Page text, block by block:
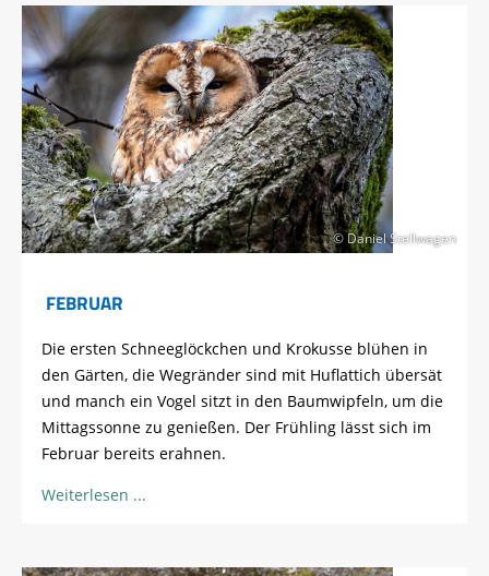
© Daniel Stellwagen
FEBRUAR
Die ersten Schneeglöckchen und Krokusse blühen in
den Gärten, die Wegränder sind mit Huflattich übersät
und manch ein Vogel sitzt in den Baumwipfeln, um die
Mittagssonne zu genießen. Der Frühling lässt sich im
Februar bereits erahnen.
Weiterlesen